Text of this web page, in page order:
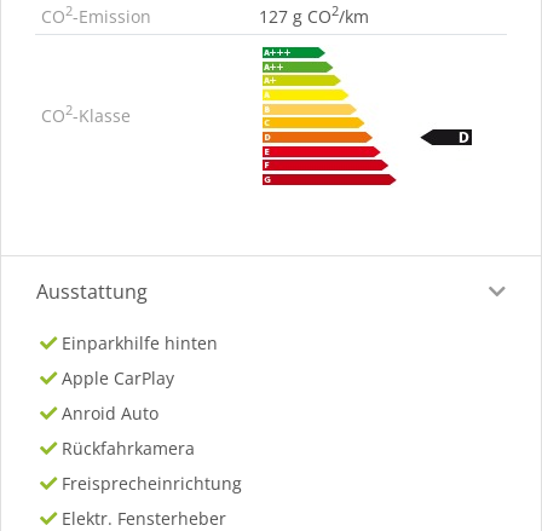
CO2-Emission 127 g CO2/km
CO2-Klasse
Ausstattung
Einparkhilfe hinten
Apple CarPlay
Anroid Auto
Rückfahrkamera
Freisprecheinrichtung
Elektr. Fensterheber